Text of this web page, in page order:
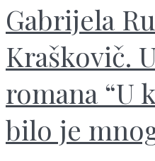
Gabrijela
Kraškovič.
romana “U
bilo je